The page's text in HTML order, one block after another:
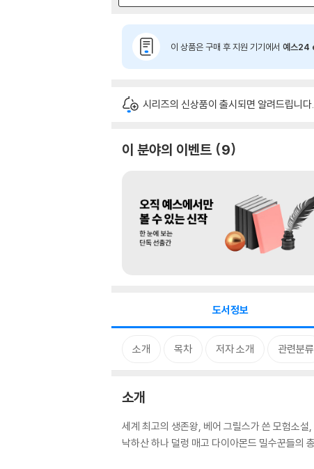
이 상품은 구매 후 지원 기기에서 예스24
시리즈의 신상품이 출시되면 알려드립니다.
이 분야의 이벤트 9
도서정보
소개 목차 저자 소개 관련분류
소개
세계 최고의 생존왕, 베어 그릴스가 쓴 모험소설
낙하산 하나 덜렁 매고 다이아몬드 밀수꾼들의